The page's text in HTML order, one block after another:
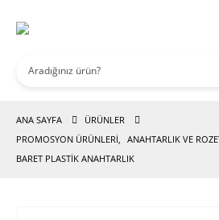
ANA SAYFA
ÜRÜNLER
PROMOSYON ÜRÜNLERİ, ANAHTARLIK VE
BARET PLASTIK ANAHTARLIK